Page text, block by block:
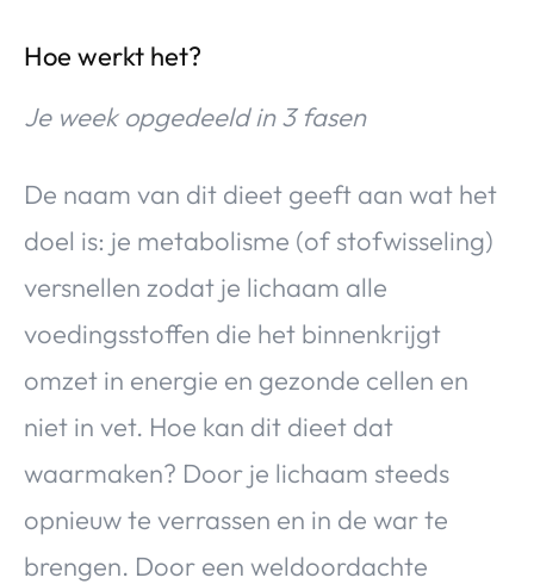
Hoe werkt het?
Je week opgedeeld in 3 fasen
De naam van dit dieet geeft aan wat het
doel is: je metabolisme (of stofwisseling)
versnellen zodat je lichaam alle
voedingsstoffen die het binnenkrijgt
omzet in energie en gezonde cellen en
niet in vet. Hoe kan dit dieet dat
waarmaken? Door je lichaam steeds
opnieuw te verrassen en in de war te
brengen. Door een weldoordachte